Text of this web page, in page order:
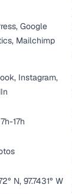
Google
Mailchimp
Instagram,
17h
N, 97.7431° W